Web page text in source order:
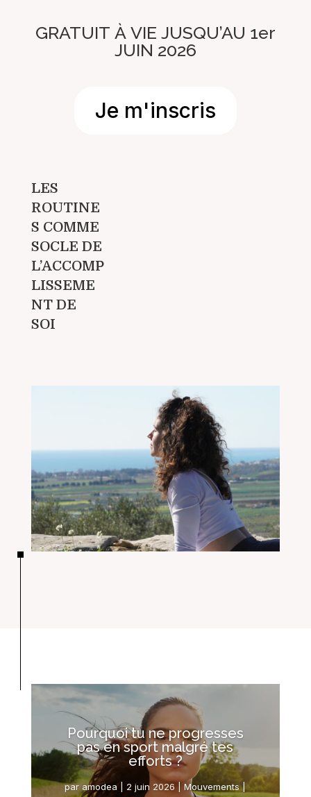
GRATUIT À VIE JUSQU’AU 1er
JUIN 2026
Je m'inscris
LES
ROUTINE
S COMME
SOCLE DE
L’ACCOMP
LISSEME
NT DE
SOI
Pourquoi tu ne progresses
pas en sport malgré tes
efforts ?
paramodea 2 juin 2026 |Mouvements|